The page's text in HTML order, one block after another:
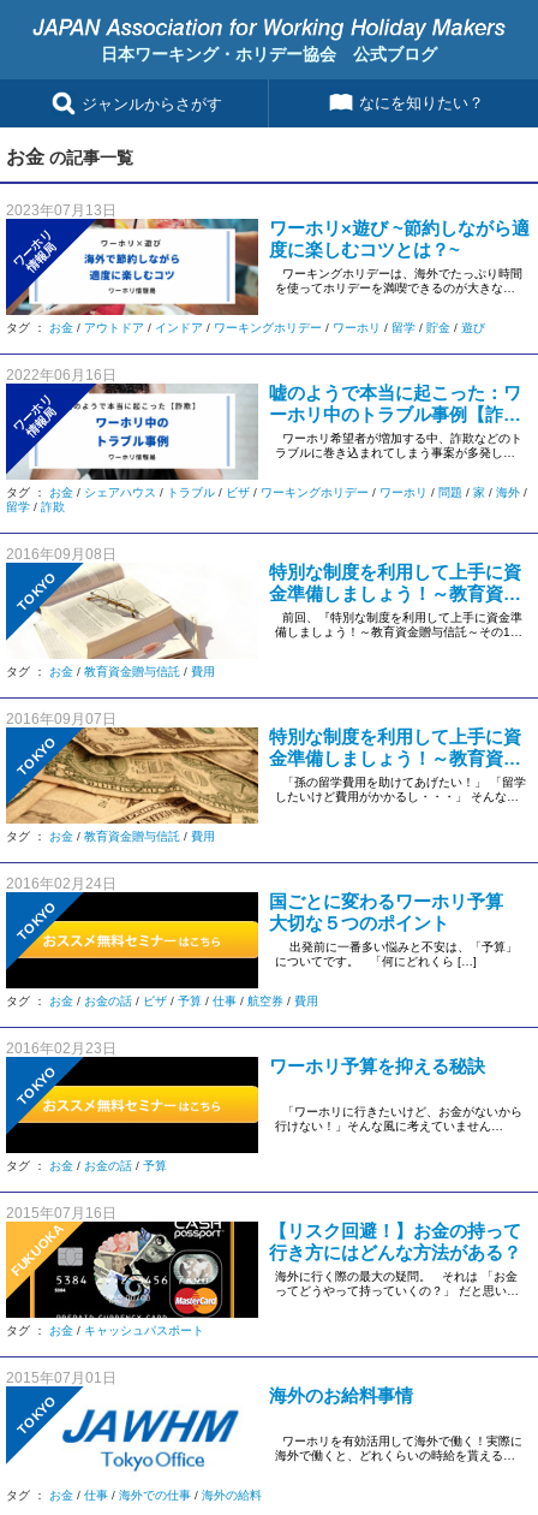
日本ワーキング・ホリデー協会 公式ブログ
ジャンルからさがす なにを知りたい？
お金 の記事一覧
2023年07月13日
ワーホリ
情報局
ワーホリ×遊び ~節約しながら適
度に楽しむコツとは？~
ワーキングホリデーは、海外でたっぷり時間
を使ってホリデーを満喫できるのが大きな魅
タグ ： お金 / アウトドア / インドア / ワーキングホリデー / ワーホリ / 留学 / 貯金 / 遊び
2022年06月16日
ワーホリ
情報局
嘘のようで本当に起こった：ワ
ーホリ中のトラブル事例【詐欺
被害】
ワーホリ希望者が増加する中、詐欺などのト
ラブルに巻き込まれてしまう事案が多発して
タグ ： お金 / シェアハウス / トラブル / ビザ / ワーキングホリデー / ワーホリ / 問題 / 家 / 海外 /
留学 / 詐欺
2016年09月08日
TOKYO
特別な制度を利用して上手に資
金準備しましょう！～教育資金
贈与信託～その2
前回、『特別な制度を利用して上手に資金準
備しましょう！～教育資金贈与信託～その1』
タグ ： お金 / 教育資金贈与信託 / 費用
2016年09月07日
TOKYO
特別な制度を利用して上手に資
金準備しましょう！～教育資金
贈与信託～その１
「孫の留学費用を助けてあげたい！」 「留学
したいけど費用がかかるし・・・」 そんなお
タグ ： お金 / 教育資金贈与信託 / 費用
2016年02月24日
TOKYO
国ごとに変わるワーホリ予算
大切な５つのポイント
出発前に一番多い悩みと不安は、「予算」
についてです。 「何にどれくら […]
タグ ： お金 / お金の話 / ビザ / 予算 / 仕事 / 航空券 / 費用
2016年02月23日
TOKYO ワーホリ予算を抑える秘訣
「ワーホリに行きたいけど、お金がないから
行けない！」そんな風に考えていません
タグ ： お金 / お金の話 / 予算
2015年07月16日
FUKUOKA
【リスク回避！】お金の持って
行き方にはどんな方法がある？
海外に行く際の最大の疑問。 それは 「お金
ってどうやって持っていくの？」 だと思いま
タグ ： お金 / キャッシュパスポート
2015年07月01日
TOKYO 海外のお給料事情
ワーホリを有効活用して海外で働く！実際に
海外で働くと、どれくらいの時給を貰えるの
タグ ： お金 / 仕事 / 海外での仕事 / 海外の給料